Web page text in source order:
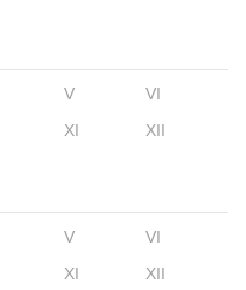
V
VI
XI XII
V
VI
XI XII